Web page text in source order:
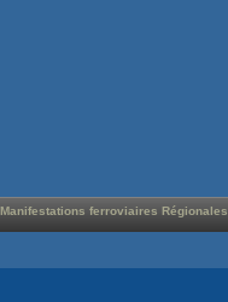
Manifestations ferroviaires Régionales